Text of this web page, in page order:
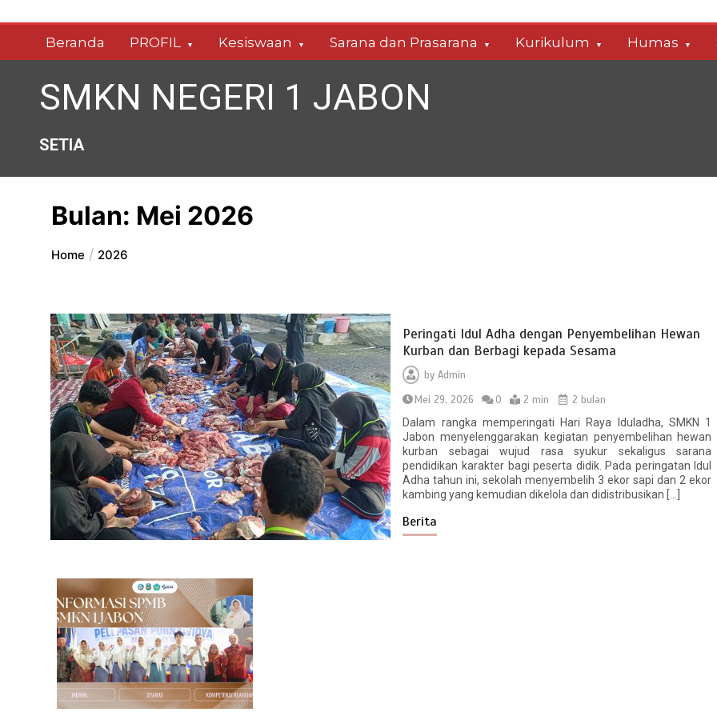
to
Beranda PROFIL Kesiswaan Sarana dan Prasarana Kurikulum Humas
SMKN NEGERI 1 JABON
SETIA
Bulan: Mei 2026
Home 2026
Peringati Idul Adha dengan Penyembelihan Hewan
Kurban dan Berbagi kepada Sesama
byAdmin
Mei 29, 2026
0 2 min
2 bulan
Dalam rangka memperingati Hari Raya Iduladha, SMKN 1
Jabon menyelenggarakan kegiatan penyembelihan hewan
kurban sebagai wujud rasa syukur sekaligus sarana
pendidikan karakter bagi peserta didik. Pada peringatan Idul
Adha tahun ini, sekolah menyembelih 3 ekor sapi dan 2 ekor
kambing yang kemudian dikelola dan didistribusikan […]
Berita